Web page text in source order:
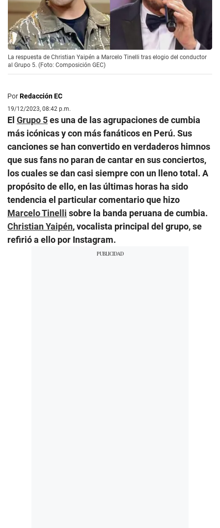
La respuesta de Christian Yaipén a Marcelo Tinelli tras elogio del conductor
al Grupo 5. (Foto: Composición GEC)
PorRedacción EC
19/12/2023, 08:42 p.m.
El Grupo 5es una de las agrupaciones de cumbia
más icónicas y con más fanáticos en Perú. Sus
canciones se han convertido en verdaderos himnos
que sus fans no paran de cantar en sus conciertos,
los cuales se dan casi siempre con un lleno total. A
propósito de ello, en las últimas horas ha sido
tendencia el particular comentario que hizo
Marcelo Tinelli sobre la banda peruana de cumbia.
Christian Yaipén, vocalista principal del grupo, se
refirió a ello por Instagram.